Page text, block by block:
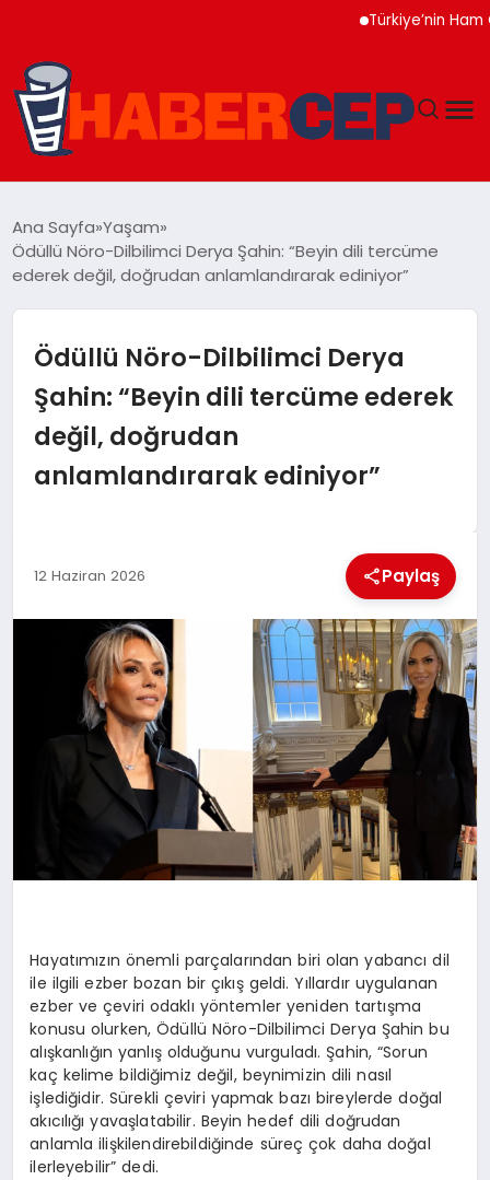
Türkiye’nin Ham Çelik
GÜNDEM
SOSYAL MEDYA
Ana Sayfa Yaşam
Ödüllü Nöro-Dilbilimci Derya Şahin: “Beyin dili tercüme
ederek değil, doğrudan anlamlandırarak ediniyor”
Ödüllü Nöro-Dilbilimci Derya
Şahin: “Beyin dili tercüme ederek
değil, doğrudan
anlamlandırarak ediniyor”
12 Haziran 2026 Paylaş
Hayatımızın önemli parçalarından biri olan yabancı dil
ile ilgili ezber bozan bir çıkış geldi. Yıllardır uygulanan
ezber ve çeviri odaklı yöntemler yeniden tartışma
konusu olurken, Ödüllü Nöro-Dilbilimci Derya Şahin bu
alışkanlığın yanlış olduğunu vurguladı. Şahin, “Sorun
kaç kelime bildiğimiz değil, beynimizin dili nasıl
işlediğidir. Sürekli çeviri yapmak bazı bireylerde doğal
akıcılığı yavaşlatabilir. Beyin hedef dili doğrudan
anlamla ilişkilendirebildiğinde süreç çok daha doğal
ilerleyebilir” dedi.